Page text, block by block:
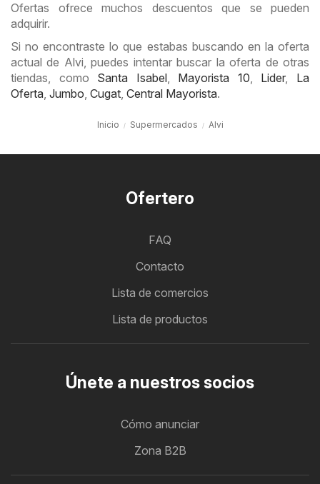
Ofertas ofrece muchos descuentos que se pueden
adquirir.
Si no encontraste lo que estabas buscando en la oferta
actual de Alvi, puedes intentar buscar la oferta de otras
tiendas, como Santa Isabel, Mayorista 10, Lider, La
Oferta, Jumbo, Cugat, Central Mayorista.
Inicio Supermercados Alvi
Ofertero
FAQ
Contacto
Lista de comercios
Lista de productos
Únete a nuestros socios
Cómo anunciar
Zona B2B